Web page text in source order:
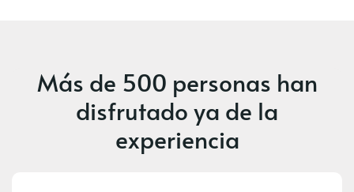
Más de 500 personas han
disfrutado ya de la
experiencia